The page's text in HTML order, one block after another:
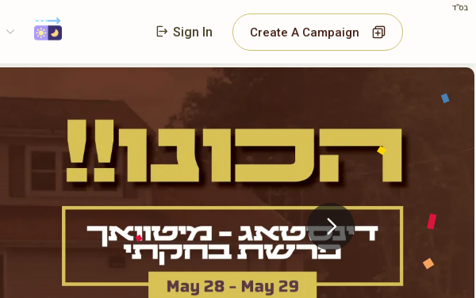
בס"ד
Sign In Create A Campaign